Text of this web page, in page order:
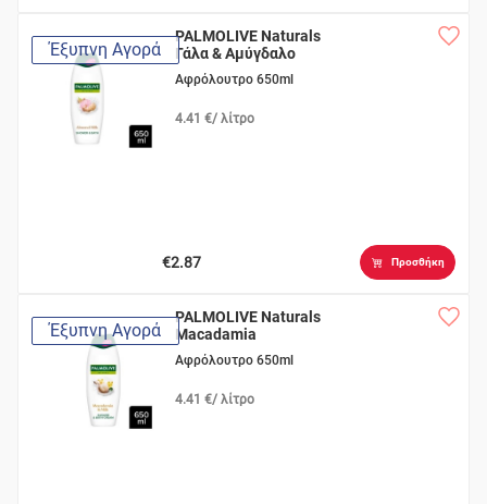
Έξυπνη Αγορά
PALMOLIVE Naturals
Γάλα & Aμύγδαλο
Αφρόλουτρο 650ml
4.41 €/ λίτρο
€2.87 Προσθήκη
Έξυπνη Αγορά
PALMOLIVE Naturals
Macadamia
Αφρόλουτρο 650ml
4.41 €/ λίτρο